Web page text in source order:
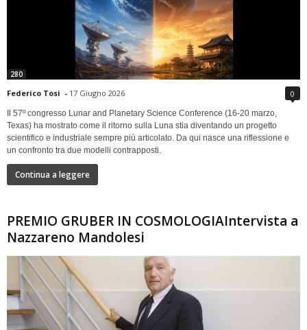
280
Federico Tosi - 17 Giugno 2026 0
Il 57º congresso Lunar and Planetary Science Conference (16-20 marzo,
Texas) ha mostrato come il ritorno sulla Luna stia diventando un progetto
scientifico e industriale sempre più articolato. Da qui nasce una riflessione e
un confronto tra due modelli contrapposti.
Continua a leggere
PREMIO GRUBER IN COSMOLOGIAIntervista a
Nazzareno Mandolesi